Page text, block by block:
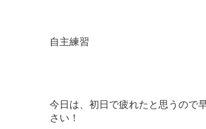
自主練習
今日は、初日で疲れたと思うので
さい！